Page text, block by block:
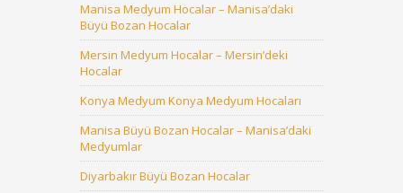
Manisa Medyum Hocalar – Manisa’daki
Büyü Bozan Hocalar
Mersin Medyum Hocalar – Mersin’deki
Hocalar
Konya Medyum Konya Medyum Hocaları
Manisa Büyü Bozan Hocalar – Manisa’daki
Medyumlar
Diyarbakır Büyü Bozan Hocalar